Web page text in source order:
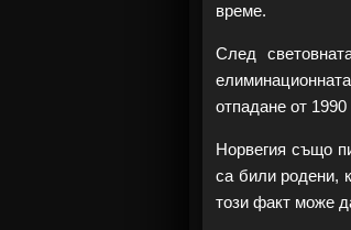
време.
След
отпадане от
Норвегия също
са били родени,
този факт може